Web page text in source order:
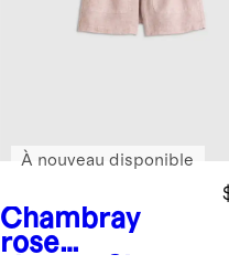
Chambray
rose
À nouveau disponible